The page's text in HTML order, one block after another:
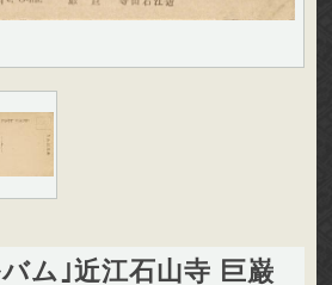
ム｣近江石山寺 巨巌